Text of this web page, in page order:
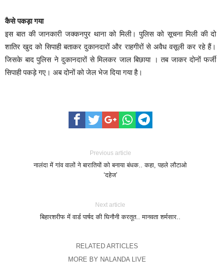
कैसे पकड़ा गया
इस बात की जानकारी जक्कनपुर थाना को मिली। पुलिस को सूचना मिली की दो
शातिर खुद को सिपाही बताकर दुकानदारों और राहगीरों से अवैध वसूली कर रहे हैं।
जिसके बाद पुलिस ने दुकानदारों से मिलकर जाल बिछाया । तब जाकर दोनों फर्जी
सिपाही पकड़े गए। अब दोनों को जेल भेज दिया गया है।
Previous article
नालंदा में गांव वालों ने बारातियों को बनाया बंधक.. कहा, पहले लौटाओ
‘दहेज’
Next article
बिहारशरीफ में वार्ड पार्षद की घिनौनी करतूत.. मानवता शर्मसार..
RELATED ARTICLES
MORE BY NALANDA LIVE